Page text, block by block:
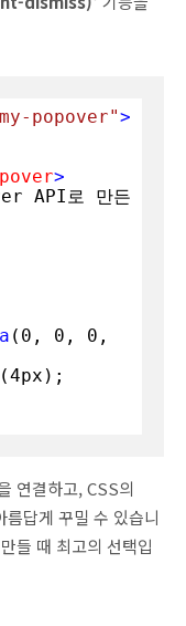
popover">
>
API로 만든
( 0 , 0 , 0
(4px );
연결하고, CSS의
답게 꾸밀 수 있습니
들 때 최고의 선택입